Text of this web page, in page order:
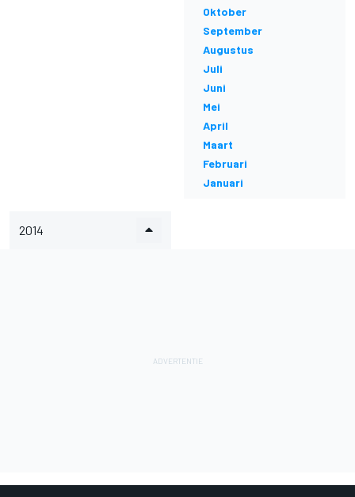
Oktober
September
Augustus
Juli
Juni
Mei
April
Maart
Februari
Januari
2014